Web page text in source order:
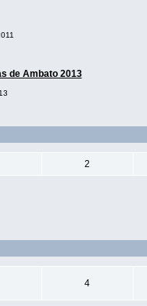
de Ambato 2013
2
4